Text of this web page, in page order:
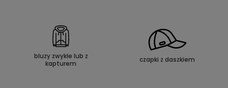
bluzy zwykłe lub z
kapturem
czapki z daszkiem